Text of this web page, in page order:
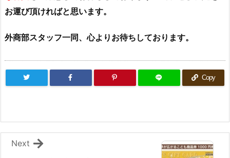
お運び頂ければと思います。
外商部スタッフ一同、心よりお待ちしております。
Copy
Next